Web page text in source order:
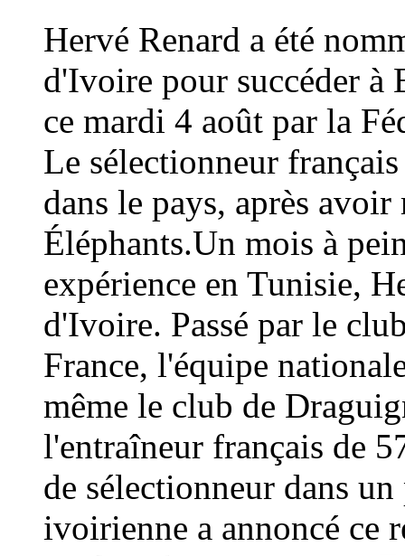
Hervé Renard a été
d'Ivoire pour succéder à
ce mardi 4 août par la
Le sélectionneur
dans le pays, après
Éléphants.Un mois à
expérience en Tunisie,
d'Ivoire. Passé par le
France, l'équipe
même le club de
l'entraîneur français de
de sélectionneur dans
ivoirienne a annoncé ce